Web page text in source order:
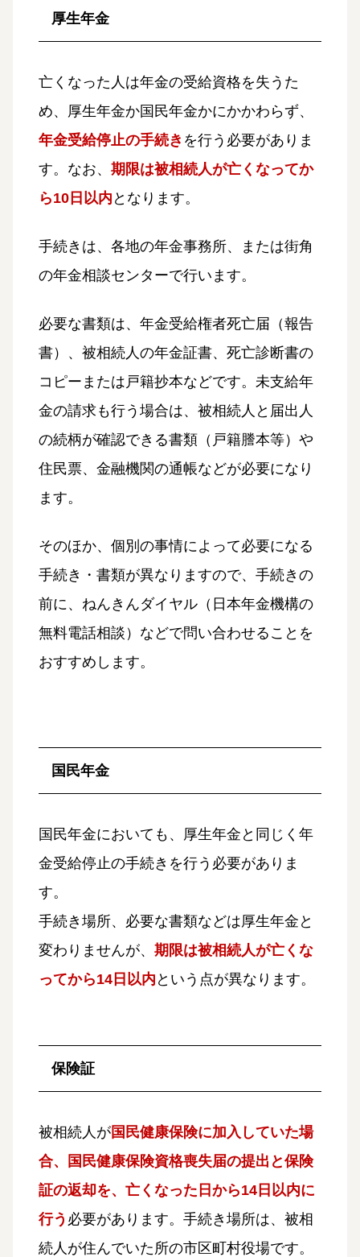
厚生年金
亡くなった人は年金の受給資格を失うた
め、厚生年金か国民年金かにかかわらず、
年金受給停止の手続き を行う必要がありま
す。なお、 期限は被相続人が亡くなってか
ら10日以内 となります。
手続きは、各地の年金事務所、または街角
の年金相談センターで行います。
必要な書類は、年金受給権者死亡届（報告
書）、被相続人の年金証書、死亡診断書の
コピーまたは戸籍抄本などです。未支給年
金の請求も行う場合は、被相続人と届出人
の続柄が確認できる書類（戸籍謄本等）や
住民票、金融機関の通帳などが必要になり
ます。
そのほか、個別の事情によって必要になる
手続き・書類が異なりますので、手続きの
前に、ねんきんダイヤル（日本年金機構の
無料電話相談）などで問い合わせることを
おすすめします。
国民年金
国民年金においても、厚生年金と同じく年
金受給停止の手続きを行う必要がありま
す。
手続き場所、必要な書類などは厚生年金と
変わりませんが、 期限は被相続人が亡くな
ってから14日以内 という点が異なります。
保険証
被相続人が国民健康保険に加入していた場
合、国民健康保険資格喪失届の提出と保険
証の返却を、亡くなった日から14日以内に
行う 必要があります。手続き場所は、被相
続人が住んでいた所の市区町村役場です。